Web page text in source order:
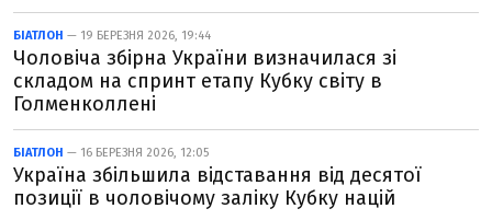
БІАТЛОН — 19 БЕРЕЗНЯ 2026, 19:44
Чоловіча збірна України визначилася зі
складом на спринт етапу Кубку світу в
Голменколлені
БІАТЛОН — 16 БЕРЕЗНЯ 2026, 12:05
Україна збільшила відставання від десятої
позиції в чоловічому заліку Кубку націй